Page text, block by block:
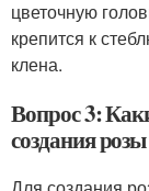
цветочную
крепится к
клена.
Вопрос 3:
создания